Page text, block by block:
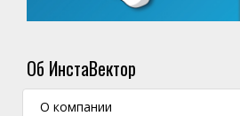
Об ИнстаВектор
О компании